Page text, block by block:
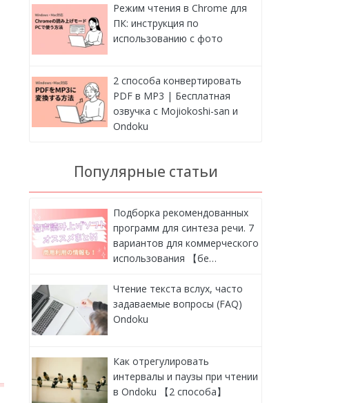
Режим чтения в Chrome для
ПК: инструкция по
использованию с фото
2 способа конвертировать
PDF в MP3 | Бесплатная
озвучка с Mojiokoshi-san и
Ondoku
Популярные статьи
Подборка рекомендованных
программ для синтеза речи. 7
вариантов для коммерческого
использования 【бе…
Чтение текста вслух, часто
задаваемые вопросы (FAQ)
Ondoku
Как отрегулировать
интервалы и паузы при чтении
в Ondoku 【2 способа】